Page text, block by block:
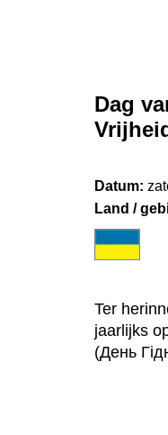
Dag
Datum:
Land /
Ter
jaarlijks
(День